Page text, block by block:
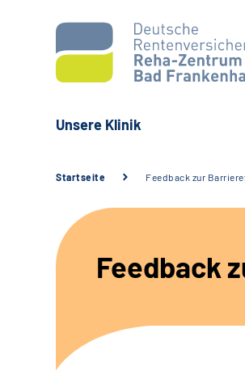
Unsere Klinik
Startseite Feedback zur
Feedback